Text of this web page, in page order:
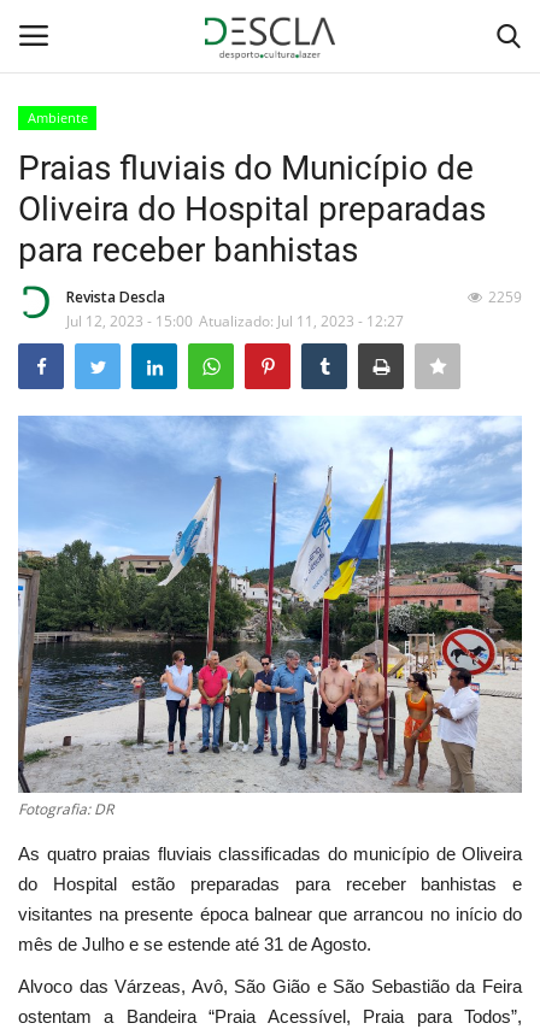
Home
...by Descla
Desporto
Sobre Nós
Educação
Estatuto Editorial
Saúde
Ficha técnica
Cultura
Ambiente
Ambiente
Praias fluviais do Município de
Oliveira do Hospital preparadas
para receber banhistas
Revista Descla
Jul 12, 2023 - 15:00 Atualizado: Jul 11, 2023 - 12:27
2259
Fotografia: DR
As quatro praias fluviais classificadas do município de Oliveira
do Hospital estão preparadas para receber banhistas e
visitantes na presente época balnear que arrancou no início do
mês de Julho e se estende até 31 de Agosto.
Alvoco das Várzeas, Avô, São Gião e São Sebastião da Feira
ostentam a Bandeira “Praia Acessível, Praia para Todos”,